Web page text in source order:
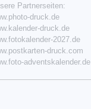
Partnerseiten:
druck.de
druck.de
2027.de
druck.com
adventskalender.de